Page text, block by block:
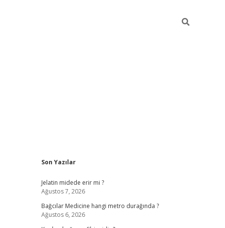
Sidebar
Son Yazılar
Jelatin midede erir mi ?
Ağustos 7, 2026
Bağcılar Medicine hangi metro durağında ?
Ağustos 6, 2026